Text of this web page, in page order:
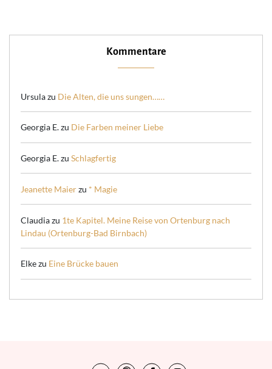
Kommentare
Ursulazu Die Alten, die uns sungen……
Georgia E.zu Die Farben meiner Liebe
Georgia E.zu Schlagfertig
Jeanette Maierzu * Magie
Claudiazu 1te Kapitel. Meine Reise von Ortenburg nach
Lindau (Ortenburg-Bad Birnbach)
Elkezu Eine Brücke bauen